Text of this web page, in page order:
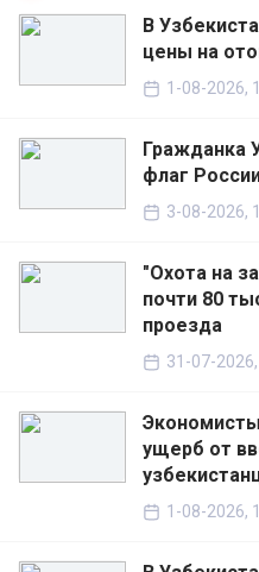
В
цены на
1-08-2026,
Гражданка
флаг
3-08-2026,
"Охота на
почти 80
проезда
31-07-
ущерб от
1-08-2026,